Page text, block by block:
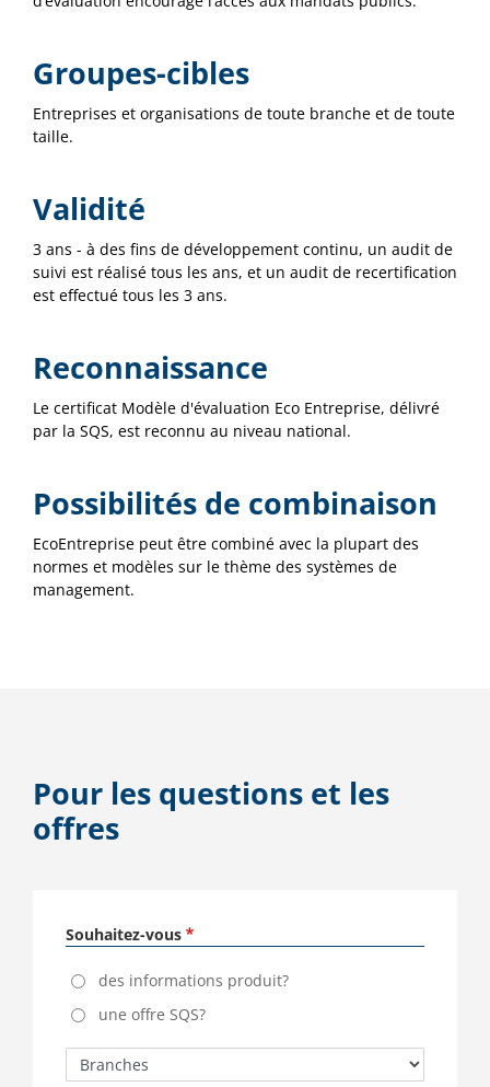
Groupes-cibles
Entreprises et organisations de toute branche et de toute
taille.
Validité
3 ans - à des fins de développement continu, un audit de
suivi est réalisé tous les ans, et un audit de recertification
est effectué tous les 3 ans.
Reconnaissance
Le certificat Modèle d'évaluation Eco Entreprise, délivré
par la SQS, est reconnu au niveau national.
Possibilités de combinaison
EcoEntreprise peut être combiné avec la plupart des
normes et modèles sur le thème des systèmes de
management.
Pour les questions et les
offres
Souhaitez-vous
des informations produit?
une offre SQS?